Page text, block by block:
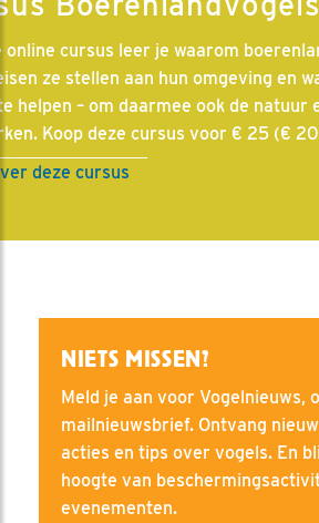
online cursus leer je waarom
ze stellen aan hun omgeving en
helpen – om daarmee ook de natuur
Koop deze cursus voor € 25 (€
deze cursus
NIETS MISSEN?
Meld je aan voor Vogelnieuws,
mailnieuwsbrief. Ontvang
acties en tips over vogels. En
hoogte van
evenementen.